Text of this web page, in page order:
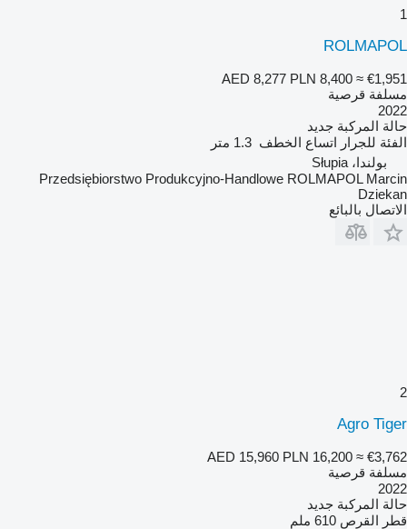
1
ROLMAPOL
AED 8,277 PLN 8,400 ≈ €1,951
مسلفة قرصية
2022
حالة المركبة جديد
الفئة للجرار اتساع الخطف 1.3 متر
بولندا، Słupia
Przedsiębiorstwo Produkcyjno-Handlowe ROLMAPOL Marcin
Dziekan
الاتصال بالبائع
2
Agro Tiger
AED 15,960 PLN 16,200 ≈ €3,762
مسلفة قرصية
2022
حالة المركبة جديد
قطر القرص 610 ملم